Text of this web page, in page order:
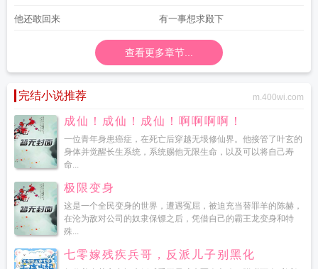
他还敢回来 有一事想求殿下
查看更多章节...
完结小说推荐 m.400wi.com
成仙！成仙！成仙！啊啊啊啊！
一位青年身患癌症，在死亡后穿越无垠修仙界。他接管了叶玄的
身体并觉醒长生系统，系统赐他无限生命，以及可以将自己寿
命...
极限变身
这是一个全民变身的世界，遭遇冤屈，被迫充当替罪羊的陈赫，
在沦为敌对公司的奴隶保镖之后，凭借自己的霸王龙变身和特
殊...
七零嫁残疾兵哥，反派儿子别黑化